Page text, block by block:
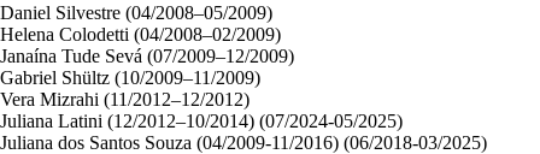
Daniel Silvestre (04/2008–05/2009)
Helena Colodetti (04/2008–02/2009)
Janaína Tude Sevá (07/2009–12/2009)
Gabriel Shültz (10/2009–11/2009)
Vera Mizrahi (11/2012–12/2012)
Juliana Latini (12/2012–10/2014) (07/2024-05/2025)
Juliana dos Santos Souza (04/2009-11/2016) (06/2018-03/2025)